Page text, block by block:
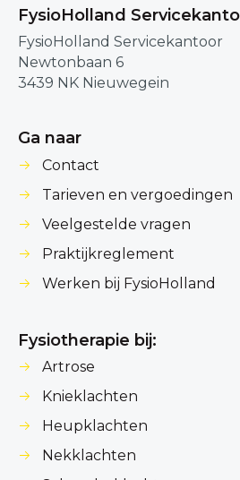
FysioHolland
FysioHolland Servicekantoor
Newtonbaan 6
3439 NK Nieuwegein
Ga naar
Contact
Tarieven en vergoedingen
Veelgestelde vragen
Praktijkreglement
Werken bij FysioHolland
Fysiotherapie bij:
Artrose
Knieklachten
Heupklachten
Nekklachten